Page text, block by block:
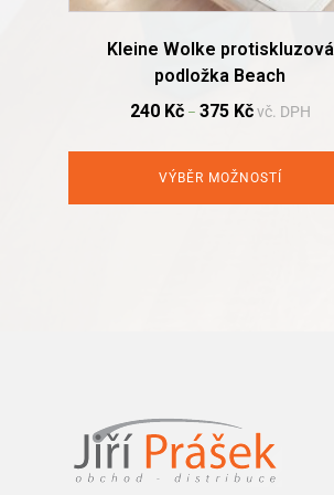
Kleine Wolke protiskluzová
podložka Beach
240 Kč– 375 Kč vč. DPH
VÝBĚR MOŽNOSTÍ